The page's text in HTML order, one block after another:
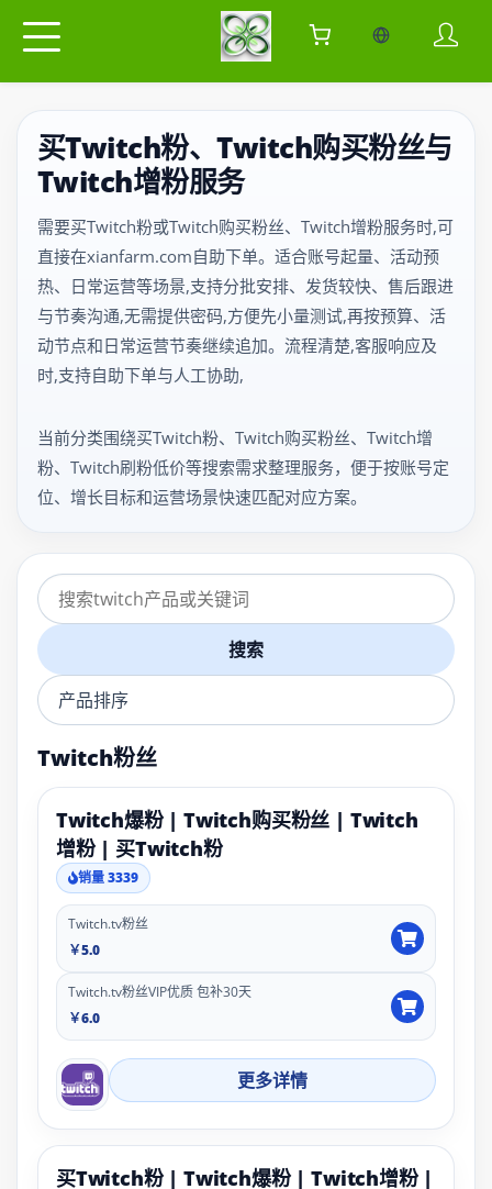
当前语言：中
买Twitch粉、Twitch购买粉丝与
Twitch增粉服务
需要买Twitch粉或Twitch购买粉丝、Twitch增粉服务时,可
直接在xianfarm.com自助下单。适合账号起量、活动预
热、日常运营等场景,支持分批安排、发货较快、售后跟进
与节奏沟通,无需提供密码,方便先小量测试,再按预算、活
动节点和日常运营节奏继续追加。流程清楚,客服响应及
时,支持自助下单与人工协助,
当前分类围绕买Twitch粉、Twitch购买粉丝、Twitch增
粉、Twitch刷粉低价等搜索需求整理服务，便于按账号定
位、增长目标和运营场景快速匹配对应方案。
搜索
Twitch粉丝
Twitch爆粉 | Twitch购买粉丝 | Twitch
增粉 | 买Twitch粉
销量 3339
Twitch.tv粉丝
￥5.0
Twitch.tv粉丝VIP优质 包补30天
￥6.0
更多详情
买Twitch粉 | Twitch爆粉 | Twitch增粉 |